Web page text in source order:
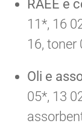
RAEE e
11*, 16
16, toner
Oli e
05*, 13